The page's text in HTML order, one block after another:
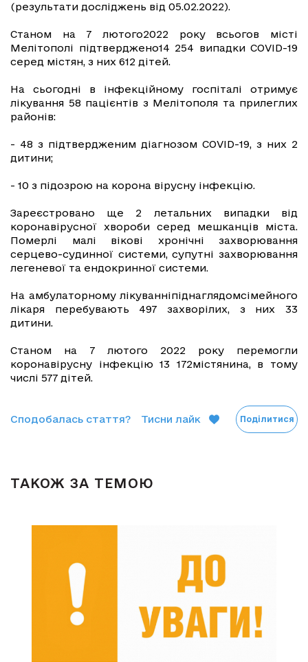
(результати досліджень від 05.02.2022).
Станом на 7 лютого2022 року всьогов місті
Мелітополі підтверджено14 254 випадки СOVID-19
серед містян, з них 612 дітей.
На сьогодні в інфекційному госпіталі отримує
лікування 58 пацієнтів з Мелітополя та прилеглих
районів:
- 48 з підтвердженим діагнозом COVID-19, з них 2
дитини;
- 10 з підозрою на корона вірусну інфекцію.
Зареєстровано ще 2 летальних випадки від
коронавірусної хвороби серед мешканців міста.
Померлі малі вікові хронічні захворювання
серцево-судинної системи, супутні захворювання
легеневої та ендокринної системи.
На амбулаторному лікуванніпіднаглядомсімейного
лікаря перебувають 497 захворілих, з них 33
дитини.
Станом на 7 лютого 2022 року перемогли
коронавірусну інфекцію 13 172містянина, в тому
числі 577 дітей.
Сподобалась стаття? Тисни лайк Поділитися
ТАКОЖ ЗА ТЕМОЮ